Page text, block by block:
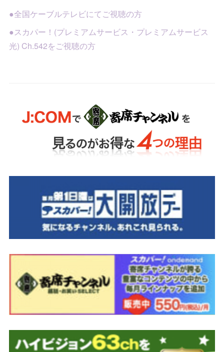
●全国ケーブルテレビにてご視聴の方
●スカパー！(プレミアムサービス・プレミアムサービス
光) Ch.542をご視聴の方